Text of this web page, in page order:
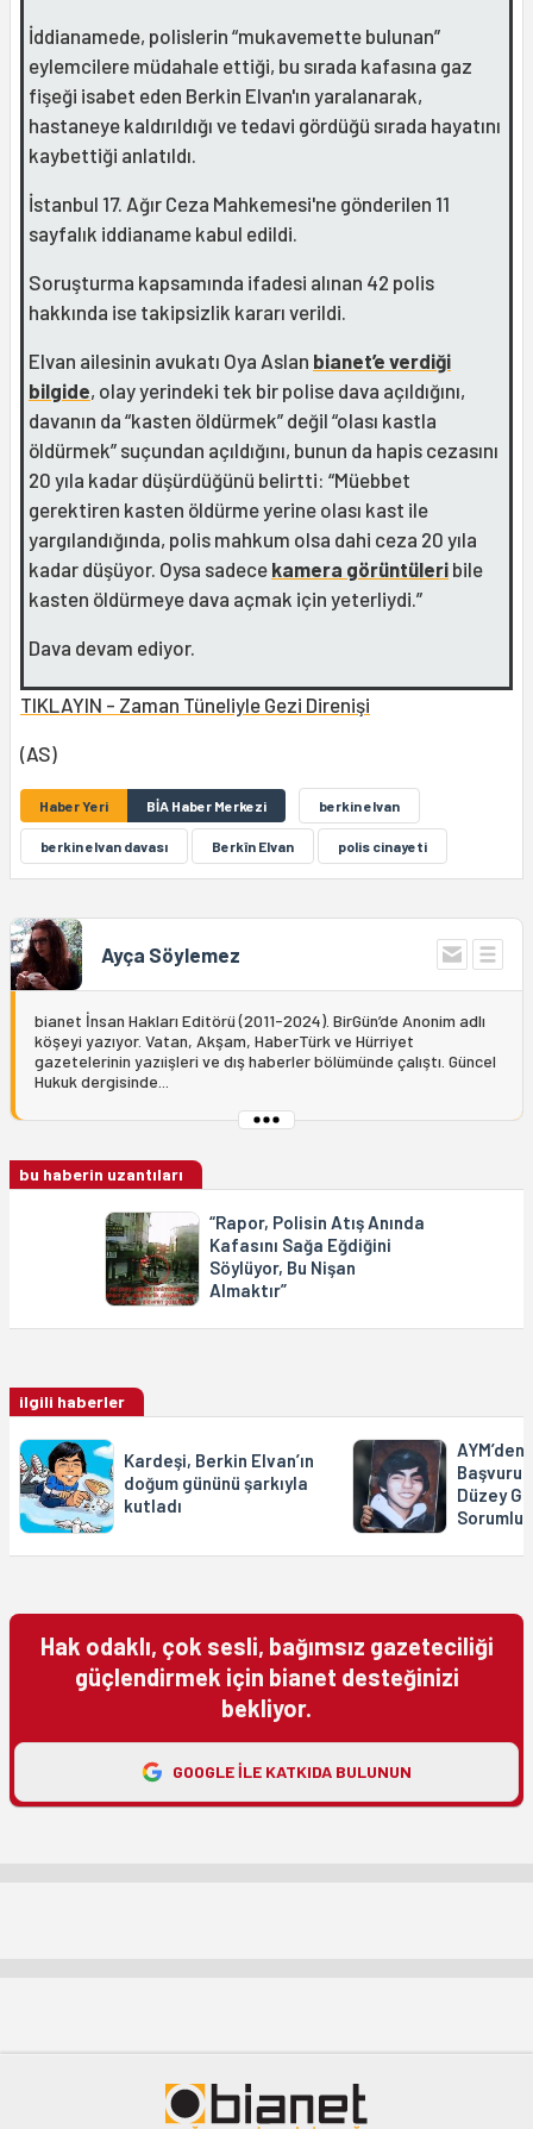
İddianamede, polislerin “mukavemette bulunan”
eylemcilere müdahale ettiği, bu sırada kafasına gaz
fişeği isabet eden Berkin Elvan'ın yaralanarak,
hastaneye kaldırıldığı ve tedavi gördüğü sırada hayatını
kaybettiği anlatıldı.
İstanbul 17. Ağır Ceza Mahkemesi'ne gönderilen 11
sayfalık iddianame kabul edildi.
Soruşturma kapsamında ifadesi alınan 42 polis
hakkında ise takipsizlik kararı verildi.
Elvan ailesinin avukatı Oya Aslan bianet’e verdiği
bilgide, olay yerindeki tek bir polise dava açıldığını,
davanın da “kasten öldürmek” değil “olası kastla
öldürmek” suçundan açıldığını, bunun da hapis cezasını
20 yıla kadar düşürdüğünü belirtti: “Müebbet
gerektiren kasten öldürme yerine olası kast ile
yargılandığında, polis mahkum olsa dahi ceza 20 yıla
kadar düşüyor. Oysa sadece kamera görüntüleri bile
kasten öldürmeye dava açmak için yeterliydi.”
Dava devam ediyor.
TIKLAYIN - Zaman Tüneliyle Gezi Direnişi
(AS)
Haber Yeri BİA Haber Merkezi berkin elvan
berkin elvan davası Berkîn Elvan polis cinayeti
Ayça Söylemez
bianet İnsan Hakları Editörü (2011-2024). BirGün’de Anonim adlı
köşeyi yazıyor. Vatan, Akşam, HaberTürk ve Hürriyet
gazetelerinin yazıişleri ve dış haberler bölümünde çalıştı. Güncel
Hukuk dergisinde...
bu haberin uzantıları
“Rapor, Polisin Atış Anında
Kafasını Sağa Eğdiğini
Söylüyor, Bu Nişan
Almaktır”
ilgili haberler
Kardeşi, Berkin Elvan’ın
doğum gününü şarkıyla
kutladı
Düzey
Hak odaklı, çok sesli, bağımsız gazeteciliği
güçlendirmek için bianet desteğinizi
bekliyor.
GOOGLE ILE KATKIDA BULUNUN